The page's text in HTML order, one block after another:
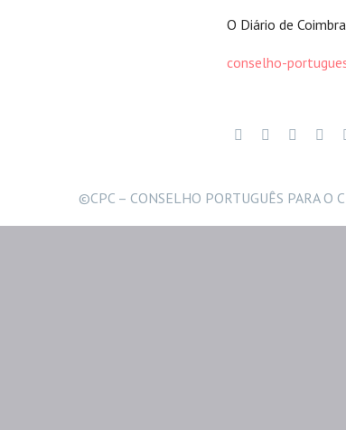
O Diário de
conselho-
©CPC – CONSELHO PORTUGUÊS PARA O